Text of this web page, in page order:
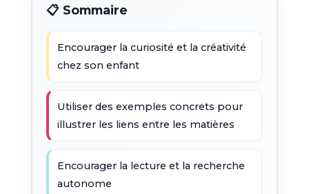
📋 Sommaire
Encourager la curiosité et la créativité
chez son enfant
Utiliser des exemples concrets pour
illustrer les liens entre les matières
Encourager la lecture et la recherche
autonome